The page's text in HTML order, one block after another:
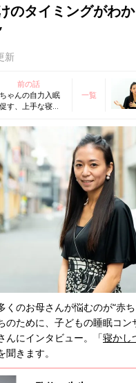
のタイミングがわ
新
前の話
ゃんの自力入眠
す、上手な寝か
一覧
くのお母さんが悩むのが“赤
のために、子どもの睡眠コ
んにインタビュー。「寝かし
きます。